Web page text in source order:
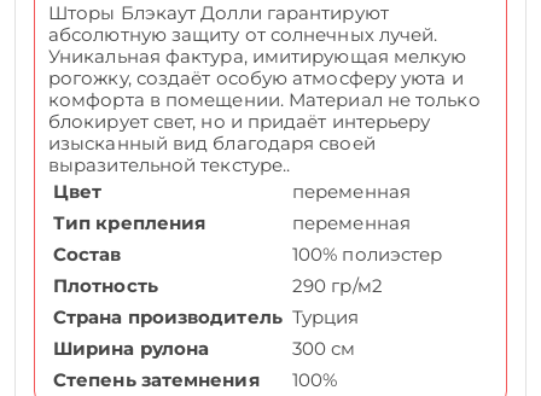
Шторы Блэкаут Долли гарантируют
абсолютную защиту от солнечных лучей.
Уникальная фактура, имитирующая мелкую
рогожку, создаёт особую атмосферу уюта и
комфорта в помещении. Материал не только
блокирует свет, но и придаёт интерьеру
изысканный вид благодаря своей
выразительной текстуре..
Цвет
переменная
Тип крепления
переменная
Состав
100% полиэстер
Плотность
290 гр/м2
Страна производитель Турция
Ширина рулона
300 см
Степень затемнения
100%